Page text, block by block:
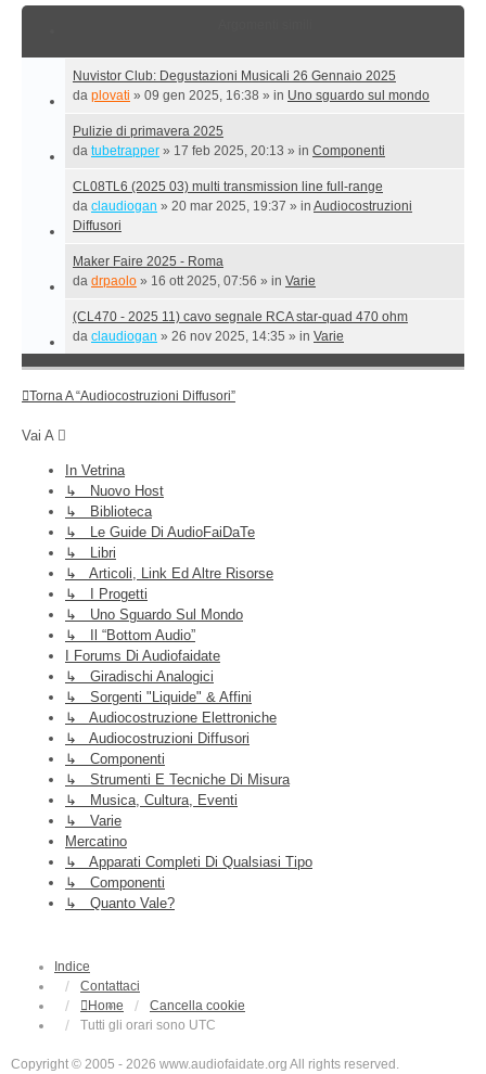
Nuvistor Club: Degustazioni Musicali 26 Gennaio 2025
da plovati » 09 gen 2025, 16:38 » in Uno sguardo sul mondo
Pulizie di primavera 2025
da tubetrapper » 17 feb 2025, 20:13 » in Componenti
CL08TL6 (2025 03) multi transmission line full-range
da claudiogan » 20 mar 2025, 19:37 » in Audiocostruzioni
Diffusori
Maker Faire 2025 - Roma
da drpaolo » 16 ott 2025, 07:56 » in Varie
(CL470 - 2025 11) cavo segnale RCA star-quad 470 ohm
da claudiogan » 26 nov 2025, 14:35 » in Varie
Torna A “Audiocostruzioni Diffusori”
Vai A
In Vetrina
↳ Nuovo Host
↳ Biblioteca
↳ Le Guide Di AudioFaiDaTe
↳ Libri
↳ Articoli, Link Ed Altre Risorse
↳ I Progetti
↳ Uno Sguardo Sul Mondo
↳ Il “Bottom Audio”
I Forums Di Audiofaidate
↳ Giradischi Analogici
↳ Sorgenti "liquide" & Affini
↳ Audiocostruzione Elettroniche
↳ Audiocostruzioni Diffusori
↳ Componenti
↳ Strumenti E Tecniche Di Misura
↳ Musica, Cultura, Eventi
↳ Varie
Mercatino
↳ Apparati Completi Di Qualsiasi Tipo
↳ Componenti
↳ Quanto Vale?
Indice
Contattaci
Home
Cancella cookie
Tutti gli orari sono UTC
Copyright © 2005 - 2026 www.audiofaidate.org All rights reserved.